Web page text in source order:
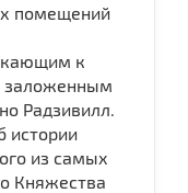
помещений
к
заложенным
Радзивилл.
истории
из самых
Княжества